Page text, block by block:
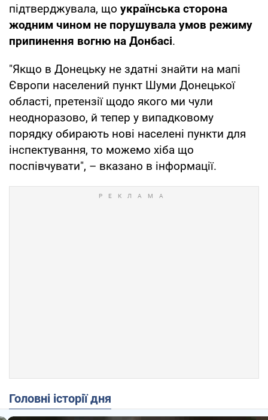
підтверджувала, що українська сторона
жодним чином не порушувала умов режиму
припинення вогню на Донбасі.
"Якщо в Донецьку не здатні знайти на мапі
Європи населений пункт Шуми Донецької
області, претензії щодо якого ми чули
неодноразово, й тепер у випадковому
порядку обирають нові населені пункти для
інспектування, то можемо хіба що
поспівчувати", – вказано в інформації.
Головні історії дня